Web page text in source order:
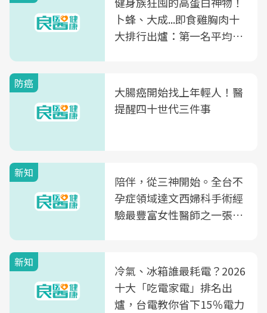
卜蜂、大成...即食雞胸肉十
大排行出爐：第一名平均一
防癌
大腸癌開始找上年輕人！醫
提醒四十世代三件事
新知
陪伴，從三神開始。全台不
孕症領域達文西婦科手術經
驗最豐富女性醫師之一張永
光田醫院建構360度女性健
康照護生態圈
新知
冷氣、冰箱誰最耗電？2026
十大「吃電家電」排名出
爐，台電教你省下15％電力